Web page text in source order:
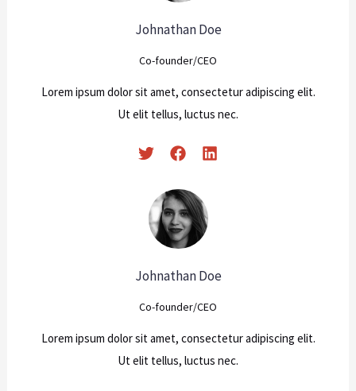
Johnathan Doe
Co-founder/CEO
Lorem ipsum dolor sit amet, consectetur adipiscing elit.
Ut elit tellus, luctus nec.
Johnathan Doe
Co-founder/CEO
Lorem ipsum dolor sit amet, consectetur adipiscing elit.
Ut elit tellus, luctus nec.